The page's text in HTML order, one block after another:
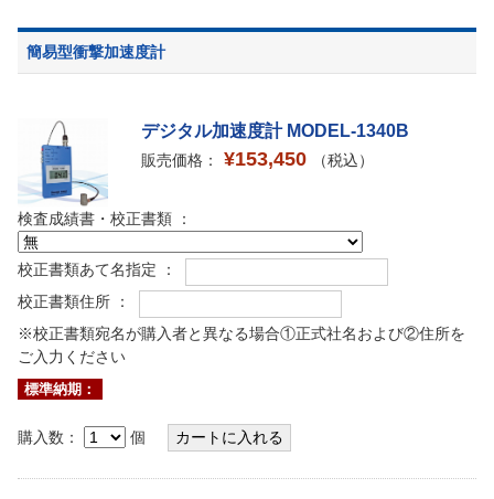
簡易型衝撃加速度計
デジタル加速度計 MODEL-1340B
販売価格： ¥153,450 （税込）
検査成績書・校正書類 ：
校正書類あて名指定 ：
校正書類住所 ：
※校正書類宛名が購入者と異なる場合①正式社名および②住所を
ご入力ください
標準納期：
購入数： 個